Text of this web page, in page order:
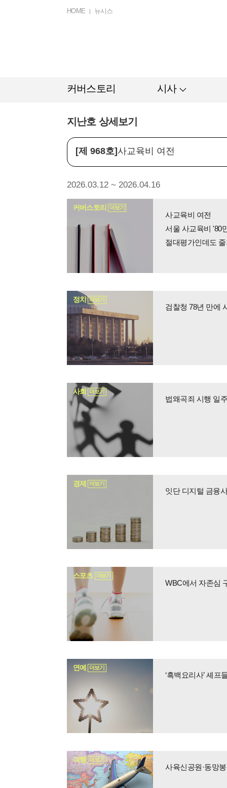
HOME 뉴시스
커버스토리 시사
지난호 상세보기
[제 968호] 사교육비 여전
2026.03.12 ~ 2026.04.16
커버스토리 더보기
사교육비 여전
서울 사교육비 '80
절대평가인데도
정치 더보기
검찰청 78년 만에
사회 더보기
법왜곡죄 시행 일
경제 더보기
스포츠 더보기
WBC에서 자존심
연예 더보기
‘흑백요리사’ 셰
여행 더보기
사육신공원·동망